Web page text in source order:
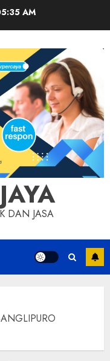
AM
DAN JASA